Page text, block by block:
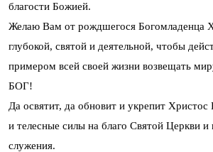
благости Божией.
Желаю Вам от рождшегося Богомладенца
глубокой, святой и деятельной, чтобы
примером всей своей жизни возвещать
БОГ!
Да освятит, да обновит и укрепит
и телесные силы на благо Святой Церкви и
служения.